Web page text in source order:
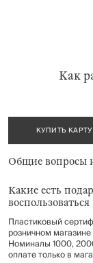
Как
КУПИТЬ КАРТУ
Общие вопросы
Какие есть
воспользоваться
Пластиковый
розничном
Номиналы 1000,
оплате только в